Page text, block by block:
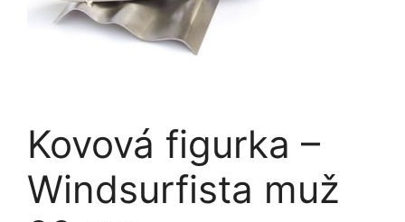
Kovová figurka –
Windsurfista muž